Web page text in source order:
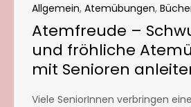
Allgemein, Atemübungen,
Atemfreude –
und fröhliche
mit Senioren
Viele SeniorInnen verbringen